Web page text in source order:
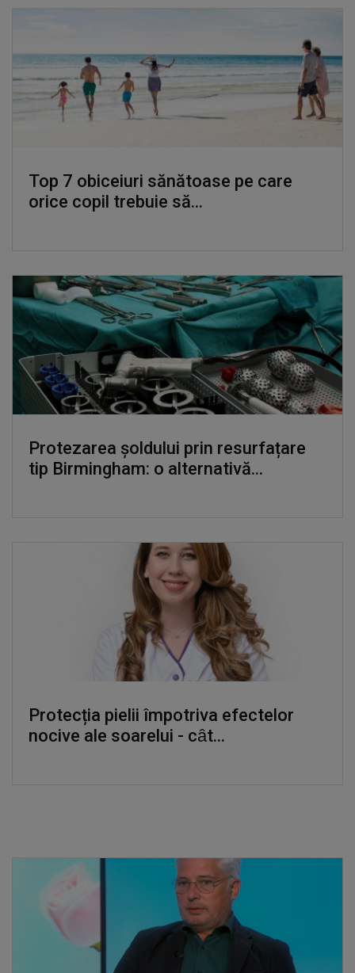
Top 7 obiceiuri sănătoase pe care
orice copil trebuie să...
Protezarea șoldului prin resurfațare
tip Birmingham: o alternativă...
Protecția pielii împotriva efectelor
nocive ale soarelui - cȃt...